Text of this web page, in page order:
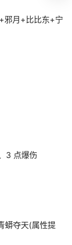
邪月+比比东+宁
3 点爆伤
蟒夺天(属性提